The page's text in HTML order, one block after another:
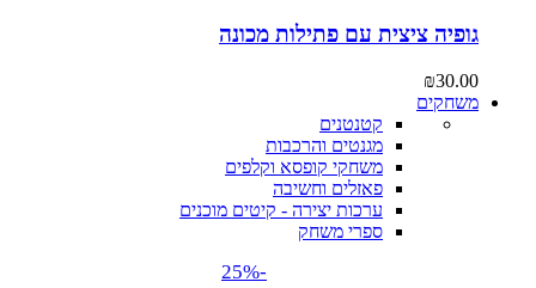
גופיה ציצית עם פתילות מכונה
₪30.00
משחקים
קטנטנים
מגנטים והרכבות
משחקי קופסא וקלפים
פאזלים וחשיבה
ערכות יצירה - קיטים מוכנים
ספרי משחק
-25%